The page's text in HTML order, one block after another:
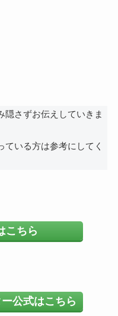
隠さずお伝えしていきま
いる方は参考にしてく
こちら
公式はこちら